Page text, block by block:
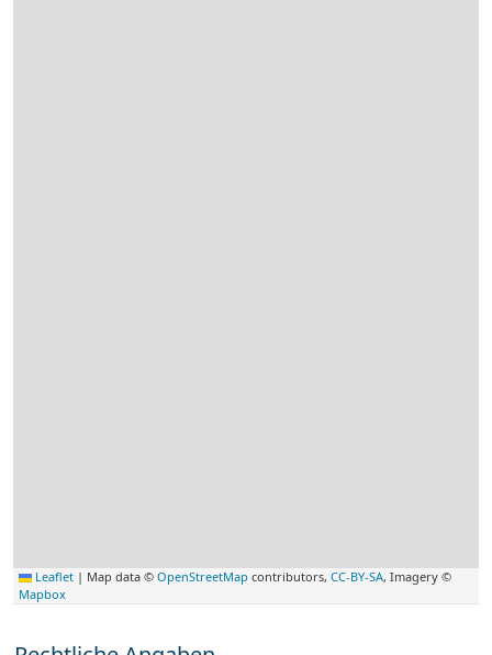
Leaflet | Map data © OpenStreetMap contributors, CC-BY-SA, Imagery ©
Mapbox